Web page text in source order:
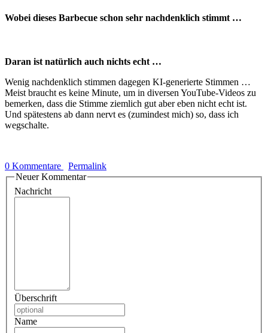
Wobei dieses Barbecue schon sehr nachdenklich stimmt …
Daran ist natürlich auch nichts echt …
Wenig nachdenklich stimmen dagegen KI-generierte Stimmen …
Meist braucht es keine Minute, um in diversen YouTube-Videos zu
bemerken, dass die Stimme ziemlich gut aber eben nicht echt ist.
Und spätestens ab dann nervt es (zumindest mich) so, dass ich
wegschalte.
0 Kommentare
Permalink
Neuer Kommentar
Nachricht
Überschrift
Name